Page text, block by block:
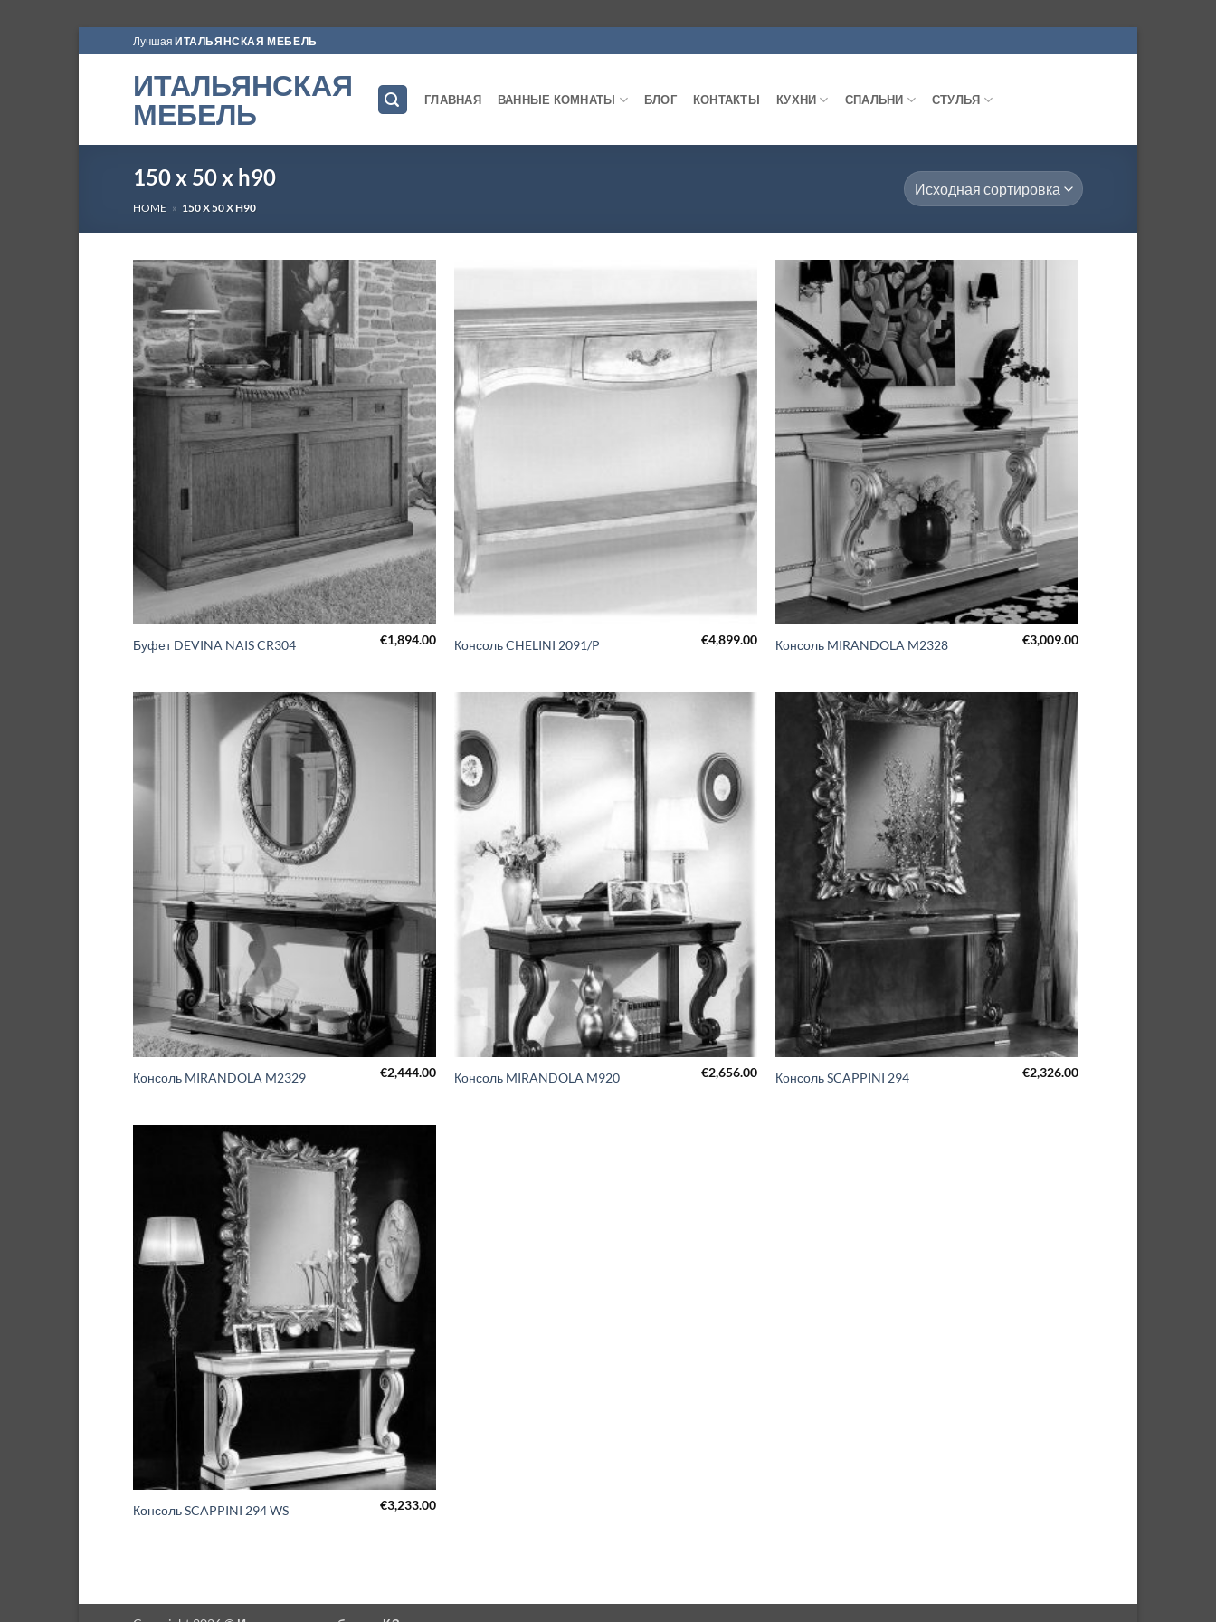
to
Лучшая ИТАЛЬЯНСКАЯ МЕБЕЛЬ
ИТАЛЬЯНСКАЯ
МЕБЕЛЬ
ГЛАВНАЯ ВАННЫЕ КОМНАТЫ БЛОГ КОНТАКТЫ КУХНИ СПАЛЬНИ СТУЛЬЯ
150 x 50 x h90
HOME » 150 X 50 X H90
Буфет DEVINA NAIS CR304 €1,894.00 Консоль CHELINI 2091/P €4,899.00 Консоль MIRANDOLA M2328 €3,009.00
Консоль MIRANDOLA M2329 €2,444.00 Консоль MIRANDOLA M920 €2,656.00 Консоль SCAPPINI 294 €2,326.00
Консоль SCAPPINI 294 WS €3,233.00